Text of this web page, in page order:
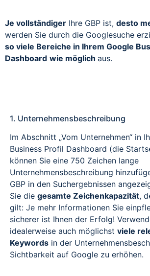
Je vollständiger Ihre GBP ist, desto
werden Sie durch die Googlesuche
so viele Bereiche in Ihrem Google
Dashboard wie möglich aus.
1. Unternehmensbeschreibung
Im Abschnitt „Vom Unternehmen“ in
Business Profil Dashboard (die
können Sie eine 750 Zeichen lange
Unternehmensbeschreibung
GBP in den Suchergebnissen
Sie die gesamte Zeichenkapazität,
gilt: Je mehr Informationen Sie
sicherer ist Ihnen der Erfolg!
idealerweise auch möglichst viele
Keywords in der
Sichtbarkeit auf Google zu erhöhen.